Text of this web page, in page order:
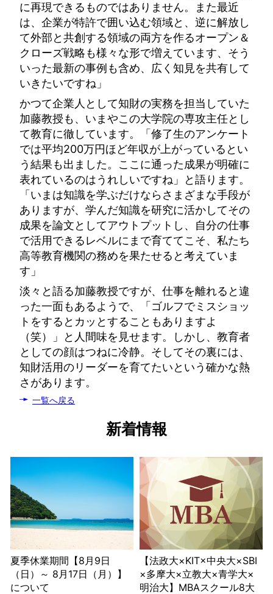
に再現できるものではありません。また最近
は、企業が特許で囲い込む領域と、逆に解放し
て外部と共創する領域の両方を作るオープン＆
クローズ戦略も様々な形で増えています、そう
いった最新の事例も含め、広く知見を共有して
いきたいですね」
かつて企業人として知財の実務を担当していた
加藤教授も、いまやこの大学院の専攻主任とし
て教育に徹しています。「修了生のアンケート
では平均200万円ほど年収が上がっているとい
う結果も出ました。ここに通った成果が明確に
表れているのはうれしいですね」と語ります。
「いまは知識を学ぶだけならさまざまな手段が
ありますが、学んだ知識を研究に活かしてその
成果を論文としてアウトプットし、自分の仕事
で活用できるレベルにまで育ててこそ、私たち
高等教育機関の務めを果たせると考えていま
す」
淡々と語る加藤教授ですが、仕事を離れると違
った一面もあるようで、「ゴルフでミスショッ
トをするとカッとすることもありますよ
（笑）」と人間味を見せます。しかし、教育者
としての顔はつねに冷静。そしてその裏には、
知財活用のリーダーを育てたいという確かな熱
さがあります。
一覧へ戻る
新着情報
夏季休業期間【8月9日
（日）～ 8月17日（月）】
について
【法政大×KIT×中央大×SBI
×多摩大×立教大×青学大×
明治大】MBAスクール8大